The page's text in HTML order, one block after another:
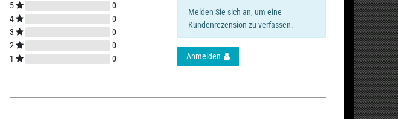
5
0
4
0
3
0
2
0
1
0
Melden Sie sich an, um eine
Kundenrezension zu verfassen.
Anmelden